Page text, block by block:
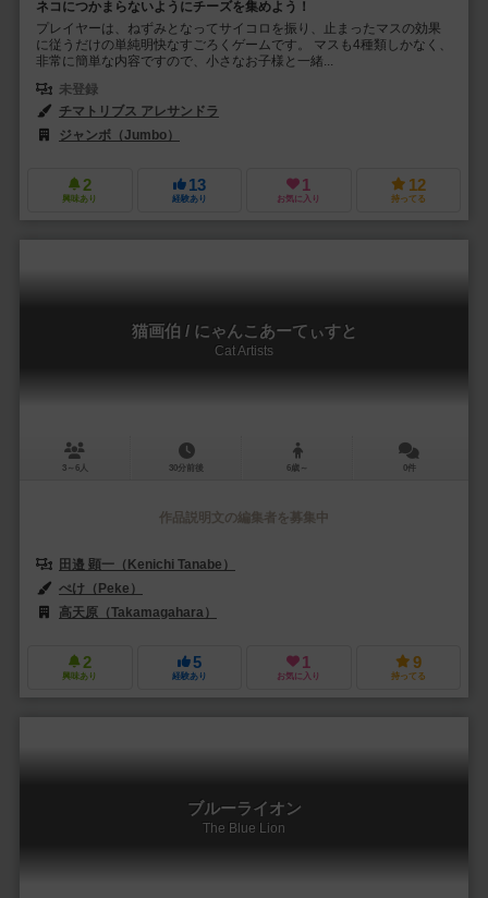
ネコにつかまらないようにチーズを集めよう！
プレイヤーは、ねずみとなってサイコロを振り、止まったマスの効果
に従うだけの単純明快なすごろくゲームです。 マスも4種類しかなく、
非常に簡単な内容ですので、小さなお子様と一緒...
未登録
チマトリブス アレサンドラ
ジャンボ（Jumbo）
2
興味あり
13
経験あり
1
お気に入り
12
持ってる
猫画伯 / にゃんこあーてぃすと
Cat Artists
3～6人 30分前後 6歳～ 0件
作品説明文の編集者を募集中
田邉 顕一（Kenichi Tanabe）
ぺけ（Peke）
高天原（Takamagahara）
2
興味あり
5
経験あり
1
お気に入り
9
持ってる
ブルーライオン
The Blue Lion